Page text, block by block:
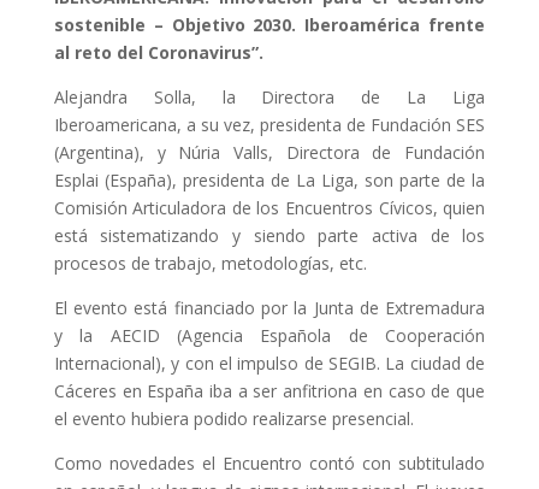
sostenible – Objetivo 2030. Iberoamérica frente
al reto del Coronavirus”.
Alejandra Solla, la Directora de La Liga
Iberoamericana, a su vez, presidenta de Fundación SES
(Argentina), y Núria Valls, Directora de Fundación
Esplai (España), presidenta de La Liga, son parte de la
Comisión Articuladora de los Encuentros Cívicos, quien
está sistematizando y siendo parte activa de los
procesos de trabajo, metodologías, etc.
El evento está financiado por la Junta de Extremadura
y la AECID (Agencia Española de Cooperación
Internacional), y con el impulso de SEGIB. La ciudad de
Cáceres en España iba a ser anfitriona en caso de que
el evento hubiera podido realizarse presencial.
Como novedades el Encuentro contó con subtitulado
CONEIX FUNDESPLAI
La Fundació
L'equip
Missió i valors